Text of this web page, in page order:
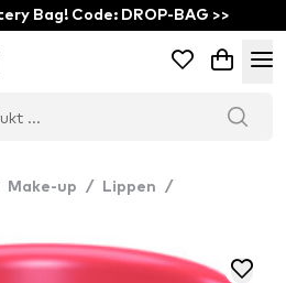
Bag! Code: DROP-BAG >>
Make-up / Lippen
/